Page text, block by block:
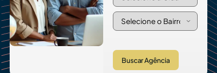
Buscar Agência